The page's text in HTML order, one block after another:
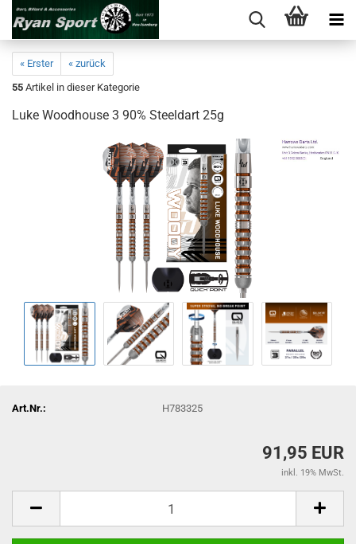
« Erster
« zurück
55 Artikel in dieser Kategorie
Luke Wood­house 3 90% Steeld­art 25g
Art.Nr.: H783325
91,95 EUR
inkl. 19% MwSt.